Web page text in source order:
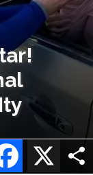
X
Facebook